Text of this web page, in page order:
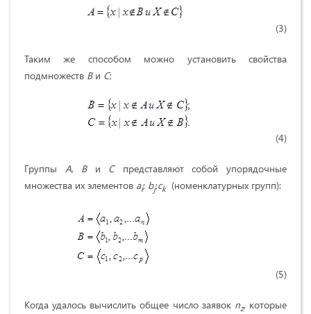
(3)
Таким же способом можно установить свойства
подмножеств Ви С;
(4)
Группы A, Ви С представляют собой упорядочные
множества их элементов ai; bj;ck(номенклатурных групп):
(5)
Когда удалось вычислить общее число заявок nz, которые